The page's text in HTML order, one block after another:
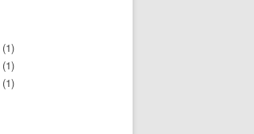
(1)
(1)
(1)